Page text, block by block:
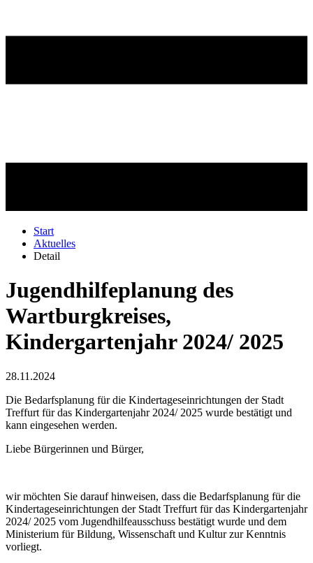
Start
Aktuelles
Detail
Jugendhilfeplanung des
Wartburgkreises,
Kindergartenjahr 2024/ 2025
28.11.2024
Die Bedarfsplanung für die Kindertageseinrichtungen der Stadt
Treffurt für das Kindergartenjahr 2024/ 2025 wurde bestätigt und
kann eingesehen werden.
Liebe Bürgerinnen und Bürger,
wir möchten Sie darauf hinweisen, dass die Bedarfsplanung für die
Kindertageseinrichtungen der Stadt Treffurt für das Kindergartenjahr
2024/ 2025 vom Jugendhilfeausschuss bestätigt wurde und dem
Ministerium für Bildung, Wissenschaft und Kultur zur Kenntnis
vorliegt.